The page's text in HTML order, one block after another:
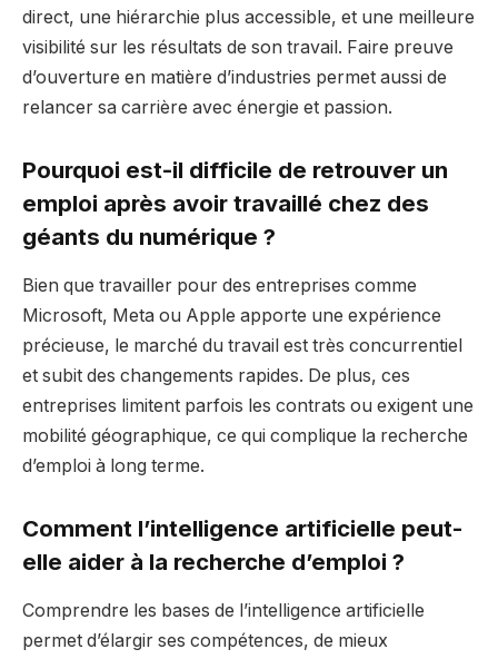
direct, une hiérarchie plus accessible, et une meilleure
visibilité sur les résultats de son travail. Faire preuve
d’ouverture en matière d’industries permet aussi de
relancer sa carrière avec énergie et passion.
Pourquoi est-il difficile de retrouver un
emploi après avoir travaillé chez des
géants du numérique ?
Bien que travailler pour des entreprises comme
Microsoft, Meta ou Apple apporte une expérience
précieuse, le marché du travail est très concurrentiel
et subit des changements rapides. De plus, ces
entreprises limitent parfois les contrats ou exigent une
mobilité géographique, ce qui complique la recherche
d’emploi à long terme.
Comment l’intelligence artificielle peut-
elle aider à la recherche d’emploi ?
Comprendre les bases de l’intelligence artificielle
permet d’élargir ses compétences, de mieux